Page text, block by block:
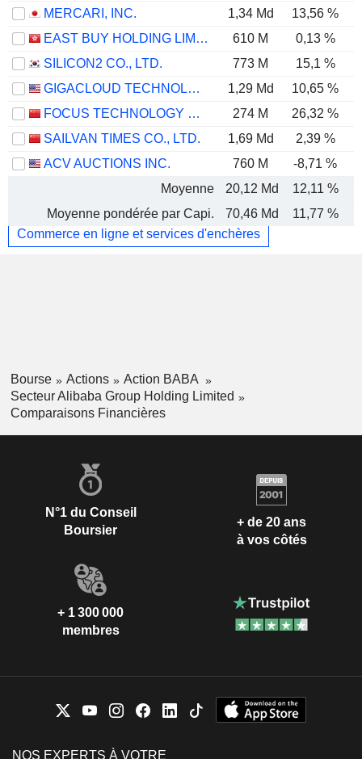
MERCARI, INC.
1,34 Md 13,56 %
EAST BUY HOLDING LIMITED
610 M 0,13 %
SILICON2 CO., LTD.
773 M 15,1 %
GIGACLOUD TECHNOLOGY INC.
1,29 Md 10,65 %
FOCUS TECHNOLOGY CO., LTD.
274 M 26,32 %
SAILVAN TIMES CO., LTD.
1,69 Md 2,39 %
ACV AUCTIONS INC.
760 M -8,71 %
Moyenne
20,12 Md 12,11 %
Moyenne pondérée par Capi.
70,46 Md 11,77 %
Commerce en ligne et services d'enchères
Bourse Actions
Action BABA
Secteur Alibaba Group Holding Limited
Comparaisons Financières
N°1 du Conseil
Boursier
+ de 20 ans
à vos côtés
+ 1 300 000
membres
NOS EXPERTS À VOTRE